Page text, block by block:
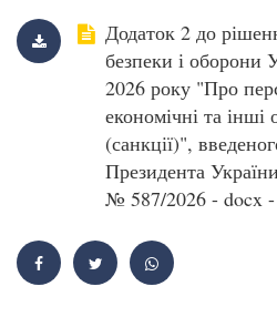
Додаток 2 до
безпеки і оборони
2026 року "Про
економічні та інші
(санкції)",
Президента
№ 587/2026 - docx